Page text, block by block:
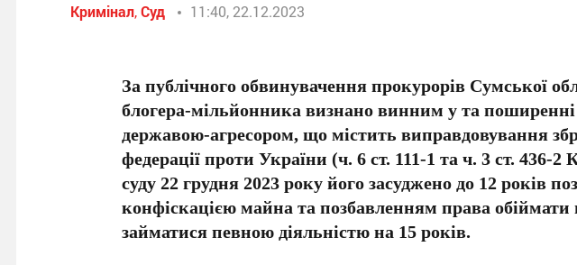
Кримінал,Суд 11:40, 22.12.2023
За публічного обвинувачення прокурорів Сумської
блогера-мільйонника визнано винним у та поширенні
державою-агресором, що містить виправдовування
федерації проти України (ч. 6 ст. 111-1 та ч. 3 ст.
суду 22 грудня 2023 року його засуджено до 12 років
конфіскацією майна та позбавленням права обіймати
займатися певною діяльністю на 15 років.